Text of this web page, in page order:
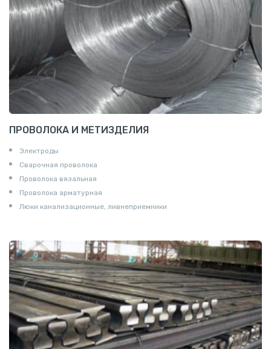
ПРОВОЛОКА И МЕТИЗДЕЛИЯ
Электроды
Сварочная проволока
Проволока вязальная
Проволока арматурная
Люки канализационные, ливнеприемники